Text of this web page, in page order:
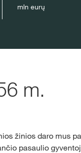
mln eurų
m.
žinios daro mus
pasaulio